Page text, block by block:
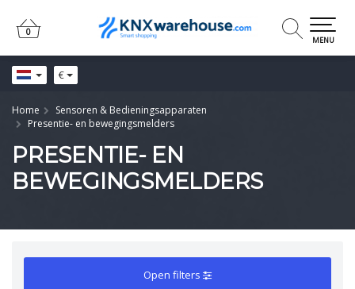
€
0
0
MENU
Home
Sensoren & Bedieningsapparaten
Presentie- en bewegingsmelders
PRESENTIE- EN
BEWEGINGSMELDERS
Open filters